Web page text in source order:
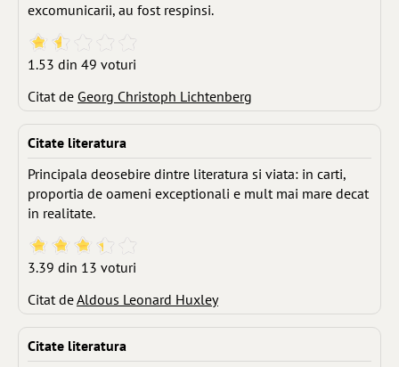
excomunicarii, au fost respinsi.
1.53 din 49 voturi
Citat de Georg Christoph Lichtenberg
Citate literatura
Principala deosebire dintre literatura si viata: in carti,
proportia de oameni exceptionali e mult mai mare decat
in realitate.
3.39 din 13 voturi
Citat deAldous Leonard Huxley
Citate literatura